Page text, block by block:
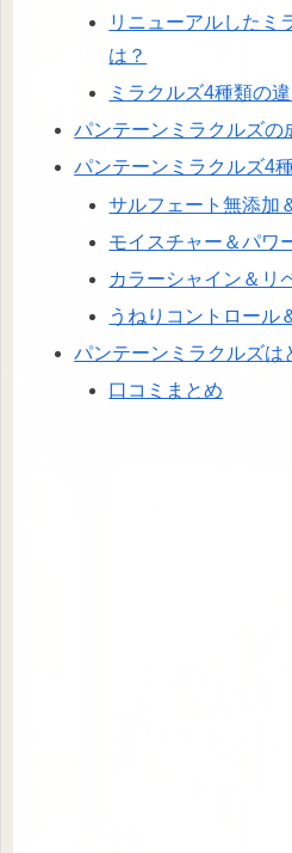
リニューアルしたミ
は？
ミラクルズ4種類の
パンテーンミラクルズの
パンテーンミラクルズ4
サルフェート無添加
モイスチャー＆パワ
カラーシャイン＆リ
うねりコントロール
パンテーンミラクルズは
口コミまとめ